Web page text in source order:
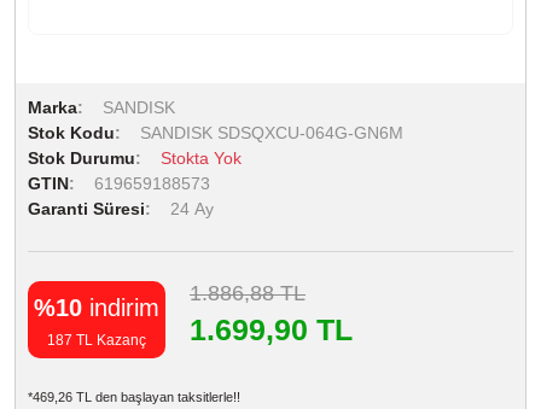
Marka
SANDISK
Stok Kodu
SANDISK SDSQXCU-064G-GN6M
Stok Durumu
Stokta Yok
GTIN
619659188573
Garanti Süresi
24 Ay
%10 indirim
187 TL Kazanç
1.886,88 TL
1.699,90 TL
*469,26 TL den başlayan taksitlerle!!